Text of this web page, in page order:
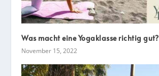
Was macht eine Yogaklasse richtig gut?
November 15, 2022